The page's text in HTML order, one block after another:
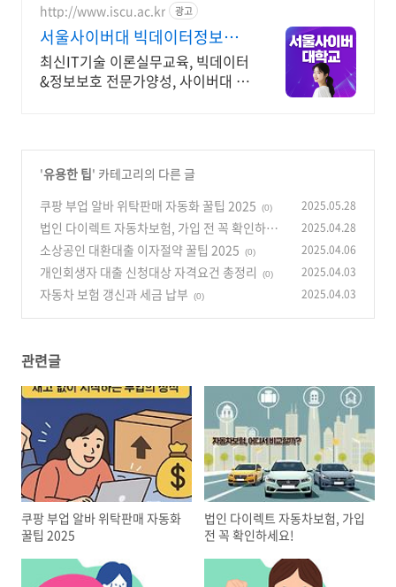
http://www.iscu.ac.kr 광고
서울사이버대 빅데이터정보보
호 2026 가을학기 신편입생
최신IT기술 이론실무교육, 빅데이터
&정보보호 전문가양성, 사이버대 신
'유용한 팁' 카테고리의 다른 글
쿠팡 부업 알바 위탁판매 자동화 꿀팁 2025
(0) 2025.05.28
법인 다이렉트 자동차보험, 가입 전 꼭 확인하세
요! (0)
2025.04.28
소상공인 대환대출 이자절약 꿀팁 2025 (0) 2025.04.06
개인회생자 대출 신청대상 자격요건 총정리 (0) 2025.04.03
자동차 보험 갱신과 세금 납부 (0) 2025.04.03
관련글
쿠팡 부업 알바 위탁판매 자동화
꿀팁 2025
법인 다이렉트 자동차보험, 가입
전 꼭 확인하세요!